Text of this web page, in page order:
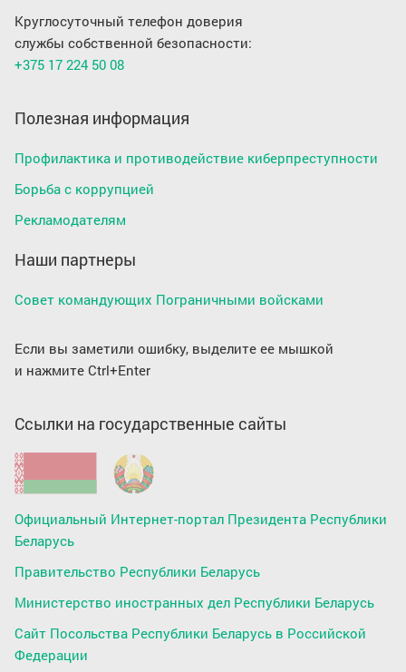
Круглосуточный телефон доверия
службы собственной безопасности:
+375 17 224 50 08
Полезная информация
Профилактика и противодействие киберпреступности
Борьба с коррупцией
Рекламодателям
Наши партнеры
Совет командующих Пограничными войсками
Если вы заметили ошибку, выделите ее мышкой
и нажмите Ctrl+Enter
Ссылки на государственные сайты
Официальный Интернет-портал Президента Республики
Беларусь
Правительство Республики Беларусь
Министерство иностранных дел Республики Беларусь
Сайт Посольства Республики Беларусь в Российской
Федерации